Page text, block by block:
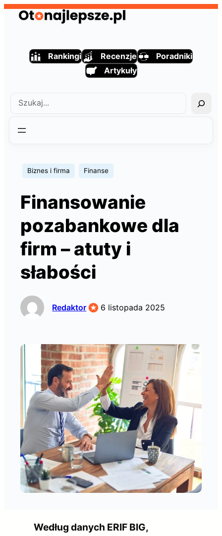
Przejdź
Rankingi Recenzje
Poradniki
Artykuły
Szukaj
Biznes i firma Finanse
Finansowanie
pozabankowe dla
firm – atuty i
słabości
Redaktor 6 listopada 2025
Według danych ERIF BIG,